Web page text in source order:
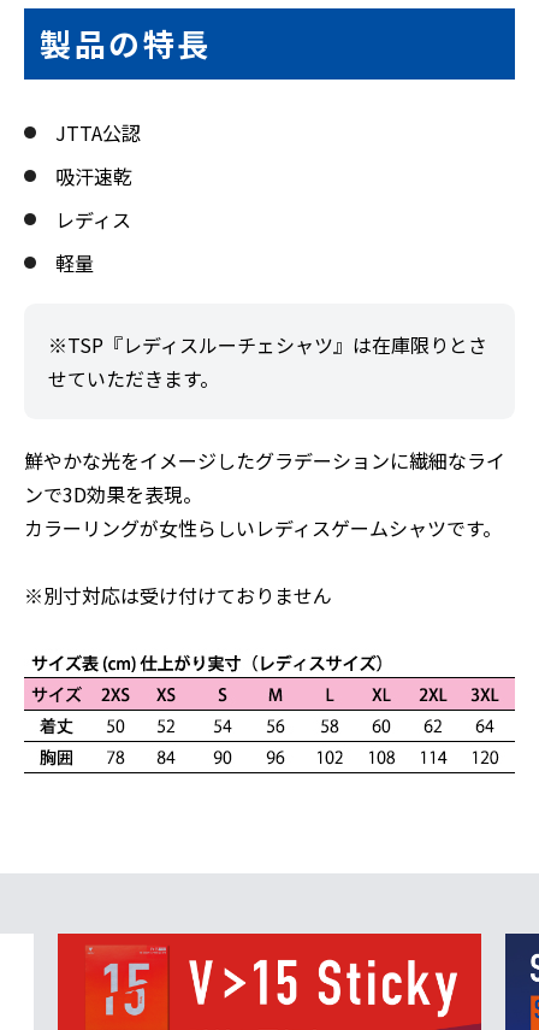
製品の特長
JTTA公認
吸汗速乾
レディス
軽量
※TSP『レディスルーチェシャツ』は在庫限りとさ
せていただきます。
鮮やかな光をイメージしたグラデーションに繊細なライ
ンで3D効果を表現。
カラーリングが女性らしいレディスゲームシャツです。
※別寸対応は受け付けておりません